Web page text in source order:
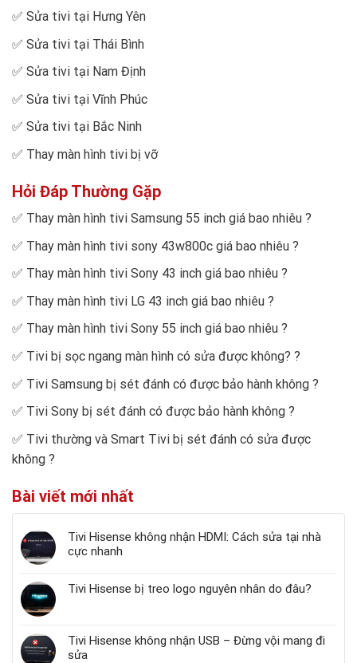
✅ Sửa tivi tại Hưng Yên
✅ Sửa tivi tại Thái Bình
✅ Sửa tivi tại Nam Định
✅ Sửa tivi tại Vĩnh Phúc
✅ Sửa tivi tại Bắc Ninh
✅ Thay màn hình tivi bị vỡ
Hỏi Đáp Thường Gặp
✅ Thay màn hình tivi Samsung 55 inch giá bao nhiêu ?
✅ Thay màn hình tivi sony 43w800c giá bao nhiêu ?
✅ Thay màn hình tivi Sony 43 inch giá bao nhiêu ?
✅ Thay màn hình tivi LG 43 inch giá bao nhiêu ?
✅ Thay màn hình tivi Sony 55 inch giá bao nhiêu ?
✅ Tivi bị sọc ngang màn hình có sửa được không? ?
✅ Tivi Samsung bị sét đánh có được bảo hành không ?
✅ Tivi Sony bị sét đánh có được bảo hành không ?
✅ Tivi thường và Smart Tivi bị sét đánh có sửa được
không ?
Bài viết mới nhất
Tivi Hisense không nhận HDMI: Cách sửa tại nhà
cực nhanh
Tivi Hisense bị treo logo nguyên nhân do đâu?
Tivi Hisense không nhận USB – Đừng vội mang đi
sửa